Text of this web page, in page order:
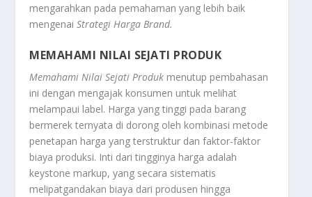
mengarahkan pada pemahaman yang lebih baik
mengenaiStrategi Harga Brand.
MEMAHAMI NILAI SEJATI PRODUK
Memahami Nilai Sejati Produk menutup pembahasan
ini dengan mengajak konsumen untuk melihat
melampaui label. Harga yang tinggi pada barang
bermerek ternyata di dorong oleh kombinasi metode
penetapan harga yang terstruktur dan faktor-faktor
biaya produksi. Inti dari tingginya harga adalah
keystone markup, yang secara sistematis
melipatgandakan biaya dari produsen hingga